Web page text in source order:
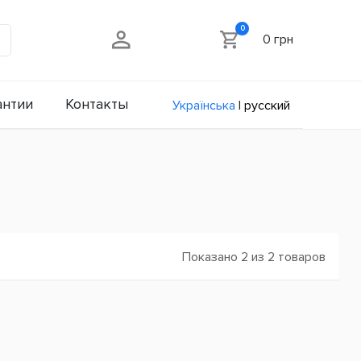
0
0 грн
Контакты Українська | русский
Показано 2 из 2 товаров